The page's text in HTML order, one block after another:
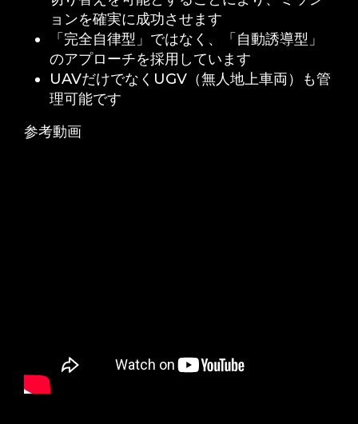
ョンを確実に成功させます
「完全自律型」ではなく、「自動誘導型」
のアプローチを採用しています
UAVだけでなくUGV（無人地上車両）も管
理可能です
参考動画